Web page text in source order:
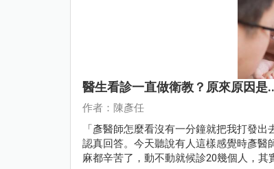
醫生看診一直做衛教？原來原因是
作者：陳彥任
「彥醫師怎麼看沒有一分鐘就把我打發
認真回答。今天聽說有人這樣感覺時彥
麻都辛苦了，動不動就候診20幾個人，其